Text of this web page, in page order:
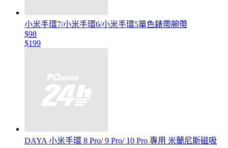
小米手環7/小米手環6/小米手環5單色錶帶腕帶
$98
$199
DAYA 小米手環 8 Pro/ 9 Pro/ 10 Pro 專用 米蘭尼斯磁吸